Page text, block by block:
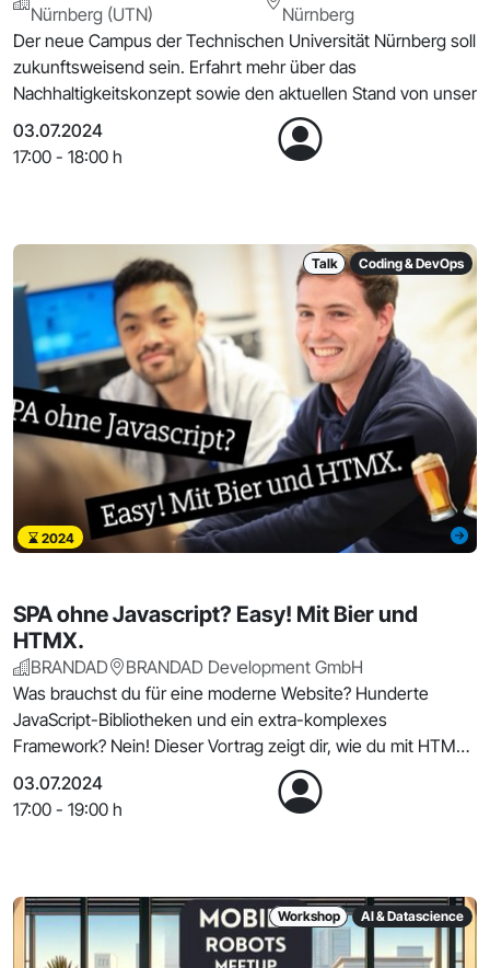
Nürnberg (UTN)
Nürnberg
Der neue Campus der Technischen Universität Nürnberg soll
zukunftsweisend sein. Erfahrt mehr über das
Nachhaltigkeitskonzept sowie den aktuellen Stand von unser
03.07.2024
17:00 - 18:00 h
Talk Coding & DevOps
2024
SPA ohne Javascript? Easy! Mit Bier und
HTMX.
BRANDAD
BRANDAD Development GmbH
Was brauchst du für eine moderne Website? Hunderte
JavaScript-Bibliotheken und ein extra-komplexes
Framework? Nein! Dieser Vortrag zeigt dir, wie du mit HTMX
ei
03.07.2024
17:00 - 19:00 h
Workshop AI & Datascience